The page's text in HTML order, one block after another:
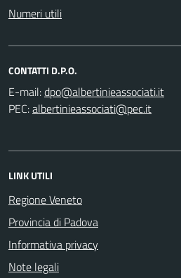
Numeri utili
CONTATTI D.P.O.
E-mail:
PEC:
LINK UTILI
Regione Veneto
Provincia di Padova
Informativa privacy
Note legali